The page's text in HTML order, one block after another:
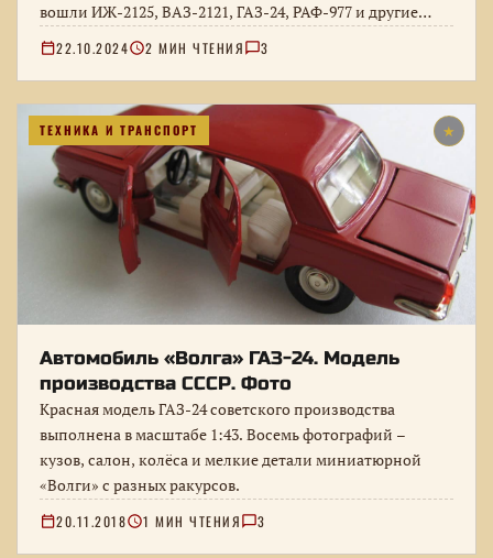
вошли ИЖ-2125, ВАЗ-2121, ГАЗ-24, РАФ-977 и другие
модели, а…
22.10.2024 2 МИН ЧТЕНИЯ 3
ТЕХНИКА И ТРАНСПОРТ ★
Автомобиль «Волга» ГАЗ-24. Модель
производства СССР. Фото
Красная модель ГАЗ-24 советского производства
выполнена в масштабе 1:43. Восемь фотографий –
кузов, салон, колёса и мелкие детали миниатюрной
«Волги» с разных ракурсов.
20.11.2018 1 МИН ЧТЕНИЯ 3